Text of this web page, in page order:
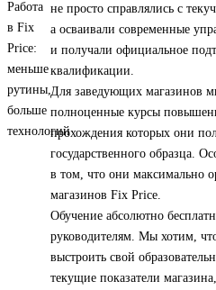
не просто справлялись с
а осваивали современные
и получали официальное
квалификации.
Для заведующих магазинов
полноценные курсы
прохождения которых они
государственного образца.
в том, что они максимально
магазинов Fix Price.
Обучение абсолютно
руководителям. Мы хотим,
выстроить свой
текущие показатели